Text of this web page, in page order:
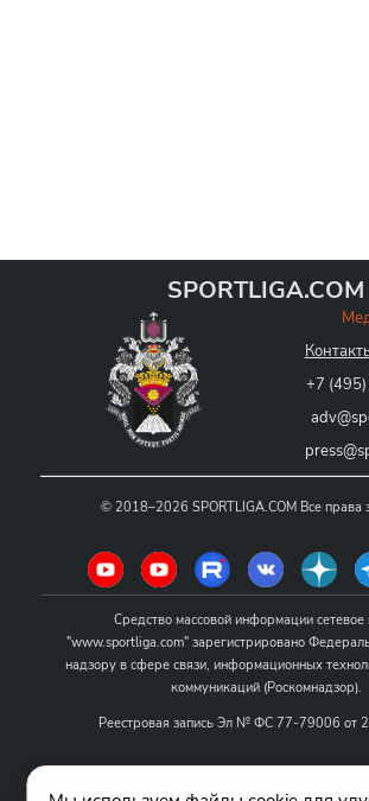
SPORTLIGA.COM
+7
© 2018–2026 SPORTLIGA.COM Все
Средство массовой информации сетевое
"www.sportliga.com" зарегистрировано
надзору в сфере связи, информационных
коммуникаций (Роскомнадзор).
Реестровая запись Эл № ФС 77-79006 от
Название - www.sportliga.com